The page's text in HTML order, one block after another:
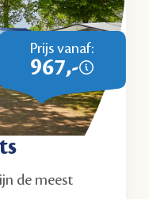
Prijs vanaf:
967,-
de meest